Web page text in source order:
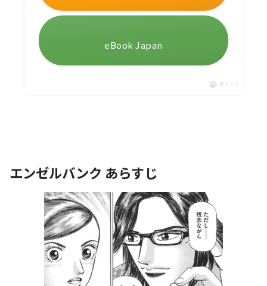
eBook Japan
ポチップ
エンゼルバンク あらすじ